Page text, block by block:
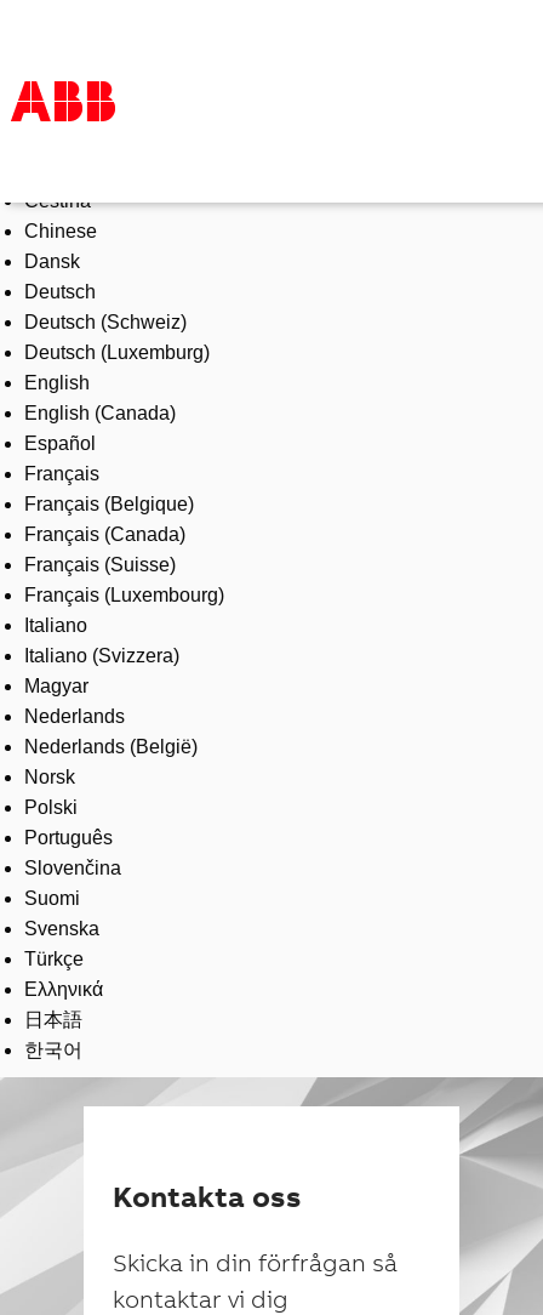
Produkter och tjänster
Industrier
Service
Om ABB
Här kan du köpa
Kontakta oss
Karriär på ABB
Čeština
Chinese
Dansk
Deutsch
Deutsch (Schweiz)
Deutsch (Luxemburg)
English
English (Canada)
Español
Français
Français (Belgique)
Français (Canada)
Français (Suisse)
Français (Luxembourg)
Italiano
Italiano (Svizzera)
Magyar
Nederlands
Nederlands (België)
Norsk
Polski
Português
Slovenčina
Suomi
Svenska
Türkçe
Ελληνικά
日本語
한국어
Kontakta oss
Skicka in din förfrågan så
kontaktar vi dig